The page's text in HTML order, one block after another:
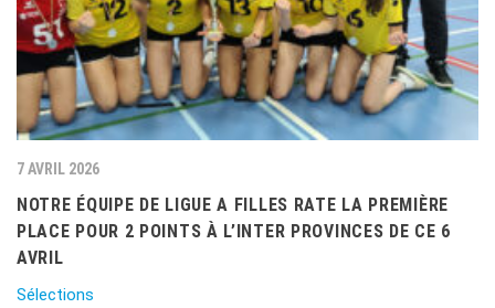
7 AVRIL 2026
NOTRE ÉQUIPE DE LIGUE A FILLES RATE LA PREMIÈRE
PLACE POUR 2 POINTS À L’INTER PROVINCES DE CE 6
AVRIL
Sélections